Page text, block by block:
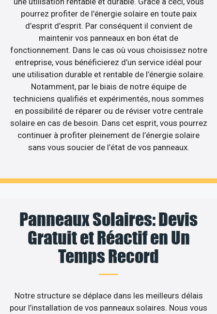
pourrez profiter de l’énergie solaire en toute paix
d’esprit d’esprit. Par conséquent il convient de
maintenir vos panneaux en bon état de
fonctionnement. Dans le cas où vous choisissez notre
entreprise, vous bénéficierez d’un service idéal pour
une utilisation durable et rentable de l’énergie solaire.
Notamment, par le biais de notre équipe de
techniciens qualifiés et expérimentés, nous sommes
en possibilité de réparer ou de réviser votre centrale
solaire en cas de besoin. Dans cet esprit, vous pourrez
continuer à profiter pleinement de l’énergie solaire
sans vous soucier de l’état de vos panneaux.
Panneaux Solaires: Devis
Gratuit et Réactif en Un
Temps Record
Notre structure se déplace dans les meilleurs délais
pour l’installation de vos panneaux solaires. Nous vous